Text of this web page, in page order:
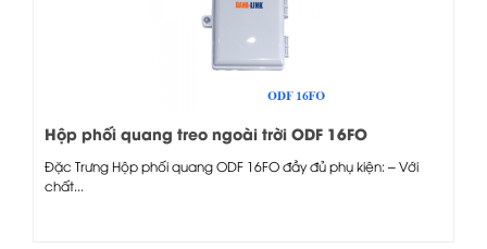
Hộp phối quang treo ngoài trời ODF 16FO
Đặc Trưng Hộp phối quang ODF 16FO đầy đủ phụ kiện: – Với
chất...